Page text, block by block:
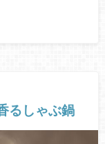
るしゃぶ鍋